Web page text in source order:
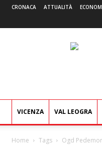
CRONACA ATTUALITÀ
VICENZA VAL LEOGRA
Home Tags Ogd